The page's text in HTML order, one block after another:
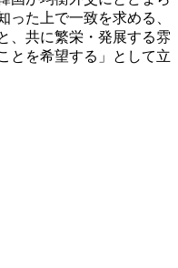
った上で一致を求める、
、共に繁栄・発展する雰
とを希望する」として立